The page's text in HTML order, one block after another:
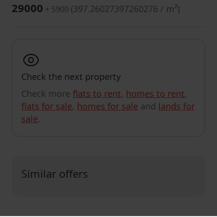
29000 + 5900 (397.26027397260276 / m²)
Check the next property
Check more flats to rent, homes to rent,
flats for sale, homes for sale and lands for
sale.
Similar offers